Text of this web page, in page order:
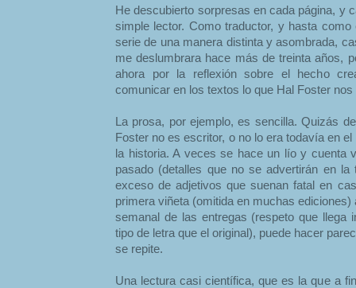
He descubierto sorpresas en cada página, y
simple lector. Como traductor, y hasta como
serie de una manera distinta y asombrada,
me deslumbrara hace más de treinta años,
ahora por la reflexión sobre el hecho
comunicar en los textos lo que Hal Foster
La prosa, por ejemplo, es sencilla. Quizás
Foster no es escritor, o no lo era todavía en
la historia. A veces se hace un lío y cuenta
pasado (detalles que no se advertirán en
exceso de adjetivos que suenan fatal en
primera viñeta (omitida en muchas
semanal de las entregas (respeto que llega
tipo de letra que el original), puede hacer
se repite.
Una lectura casi científica, que es la que a